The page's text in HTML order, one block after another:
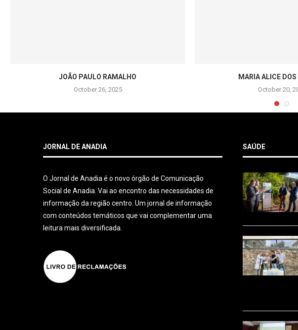
JOÃO PAULO RAMALHO
October 26, 2025
MARIA ALICE
October 20,
JORNAL DE ANADIA
O Jornal de Anadia é o novo órgão de Comunicação
Social de Anadia. Vai ao encontro das necessidades de
informação da região centro. Um jornal de informação
com conteúdos temáticos que vai complementar uma
leitura mais diversificada.
SAÚDE